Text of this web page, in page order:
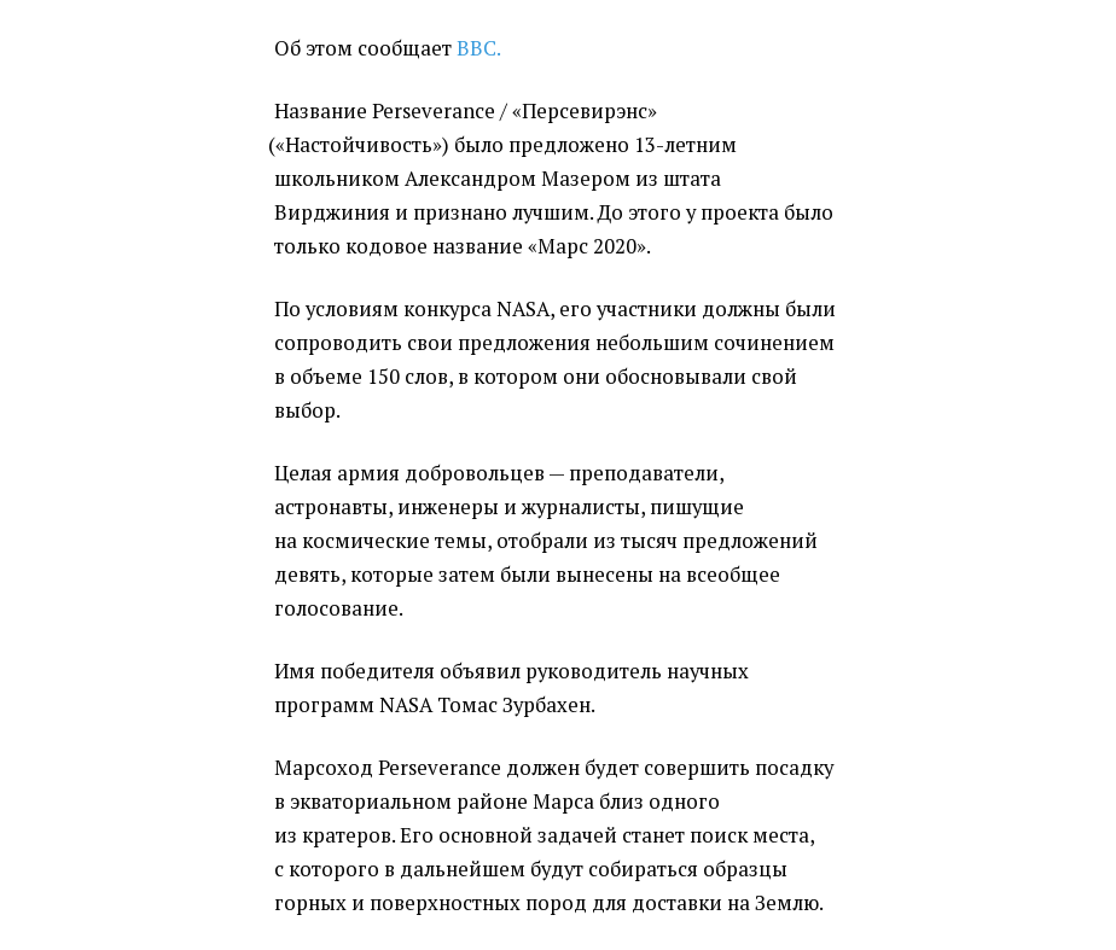
Об этом сообщаетВВС.
Название Perseverance / «Персевирэнс»
(«Настойчивость») было предложено 13-летним
школьником Александром Мазером из штата
Вирджиния и признано лучшим. До этого у проекта было
только кодовое название «Марс 2020».
По условиям конкурса NASA, его участники должны были
сопроводить свои предложения небольшим сочинением
в объеме 150 слов, в котором они обосновывали свой
выбор.
Целая армия добровольцев — преподаватели,
астронавты, инженеры и журналисты, пишущие
на космические темы, отобрали из тысяч предложений
девять, которые затем были вынесены на всеобщее
голосование.
Имя победителя объявил руководитель научных
программ NASA Томас Зурбахен.
Марсоход Perseverance должен будет совершить посадку
в экваториальном районе Марса близ одного
из кратеров. Его основной задачей станет поиск места,
с которого в дальнейшем будут собираться образцы
горных и поверхностных пород для доставки на Землю.